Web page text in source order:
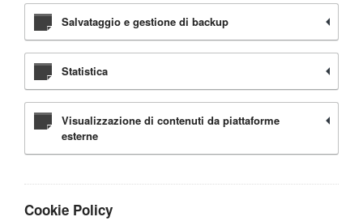
Salvataggio e gestione di backup
Statistica
Visualizzazione di contenuti da piattaforme
esterne
Cookie Policy